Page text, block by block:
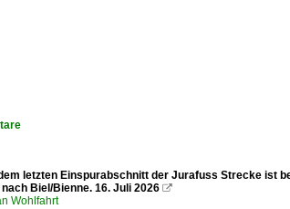
letzten Einspurabschnitt der Jurafuss Strecke ist
nach Biel/Bienne. 16. Juli 2026 
Wohlfahrt